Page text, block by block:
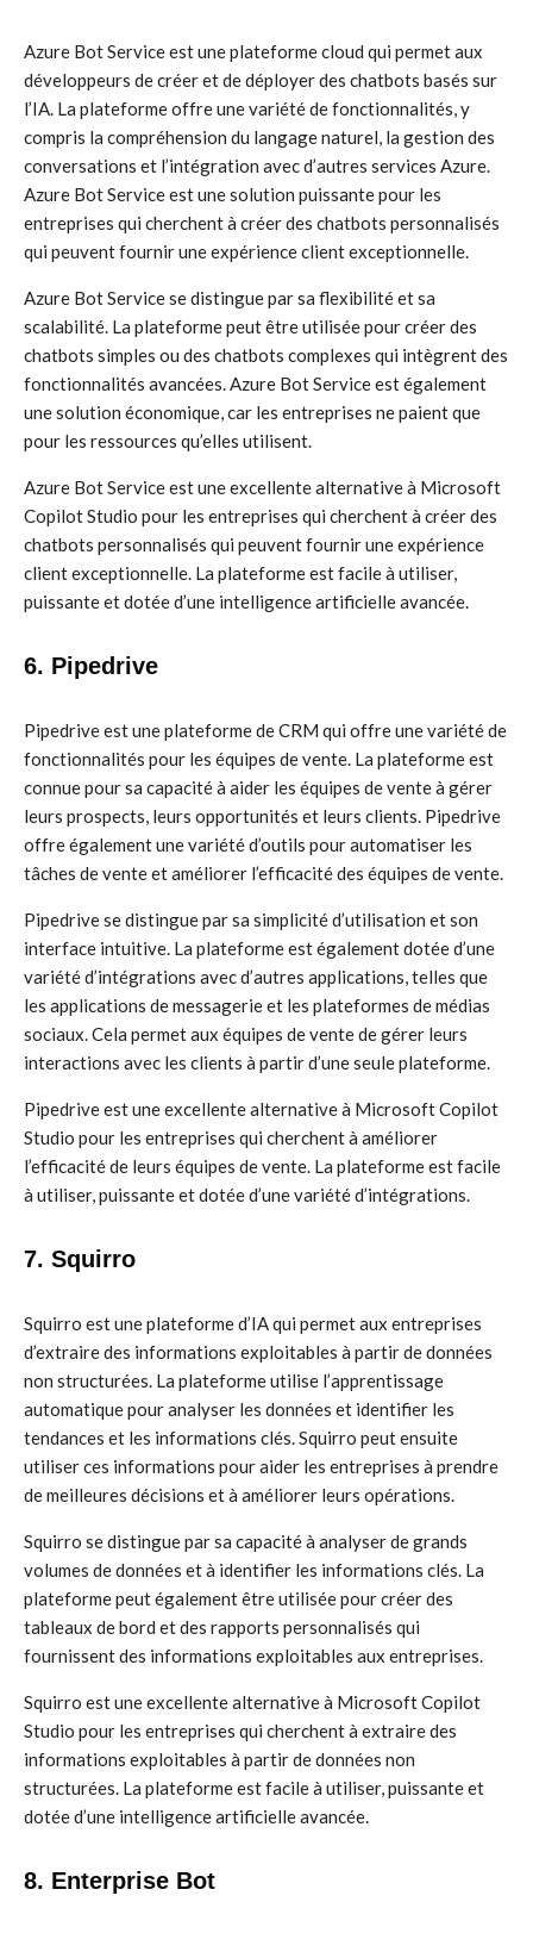
Azure Bot Service est une plateforme cloud qui permet aux
développeurs de créer et de déployer des chatbots basés sur
l’IA. La plateforme offre une variété de fonctionnalités, y
compris la compréhension du langage naturel, la gestion des
conversations et l’intégration avec d’autres services Azure.
Azure Bot Service est une solution puissante pour les
entreprises qui cherchent à créer des chatbots personnalisés
qui peuvent fournir une expérience client exceptionnelle.
Azure Bot Service se distingue par sa flexibilité et sa
scalabilité. La plateforme peut être utilisée pour créer des
chatbots simples ou des chatbots complexes qui intègrent des
fonctionnalités avancées. Azure Bot Service est également
une solution économique, car les entreprises ne paient que
pour les ressources qu’elles utilisent.
Azure Bot Service est une excellente alternative à Microsoft
Copilot Studio pour les entreprises qui cherchent à créer des
chatbots personnalisés qui peuvent fournir une expérience
client exceptionnelle. La plateforme est facile à utiliser,
puissante et dotée d’une intelligence artificielle avancée.
6. Pipedrive
Pipedrive est une plateforme de CRM qui offre une variété de
fonctionnalités pour les équipes de vente. La plateforme est
connue pour sa capacité à aider les équipes de vente à gérer
leurs prospects, leurs opportunités et leurs clients. Pipedrive
offre également une variété d’outils pour automatiser les
tâches de vente et améliorer l’efficacité des équipes de vente.
Pipedrive se distingue par sa simplicité d’utilisation et son
interface intuitive. La plateforme est également dotée d’une
variété d’intégrations avec d’autres applications, telles que
les applications de messagerie et les plateformes de médias
sociaux. Cela permet aux équipes de vente de gérer leurs
interactions avec les clients à partir d’une seule plateforme.
Pipedrive est une excellente alternative à Microsoft Copilot
Studio pour les entreprises qui cherchent à améliorer
l’efficacité de leurs équipes de vente. La plateforme est facile
à utiliser, puissante et dotée d’une variété d’intégrations.
7. Squirro
Squirro est une plateforme d’IA qui permet aux entreprises
d’extraire des informations exploitables à partir de données
non structurées. La plateforme utilise l’apprentissage
automatique pour analyser les données et identifier les
tendances et les informations clés. Squirro peut ensuite
utiliser ces informations pour aider les entreprises à prendre
de meilleures décisions et à améliorer leurs opérations.
Squirro se distingue par sa capacité à analyser de grands
volumes de données et à identifier les informations clés. La
plateforme peut également être utilisée pour créer des
tableaux de bord et des rapports personnalisés qui
fournissent des informations exploitables aux entreprises.
Squirro est une excellente alternative à Microsoft Copilot
Studio pour les entreprises qui cherchent à extraire des
informations exploitables à partir de données non
structurées. La plateforme est facile à utiliser, puissante et
dotée d’une intelligence artificielle avancée.
8. Enterprise Bot